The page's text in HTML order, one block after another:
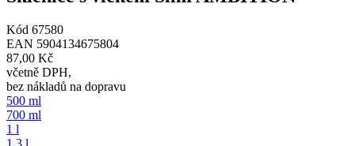
Kód 67580
EAN 5904134675804
87,00 Kč
včetně DPH,
bez nákladů na dopravu
500 ml
700 ml
1 l
1.3 l